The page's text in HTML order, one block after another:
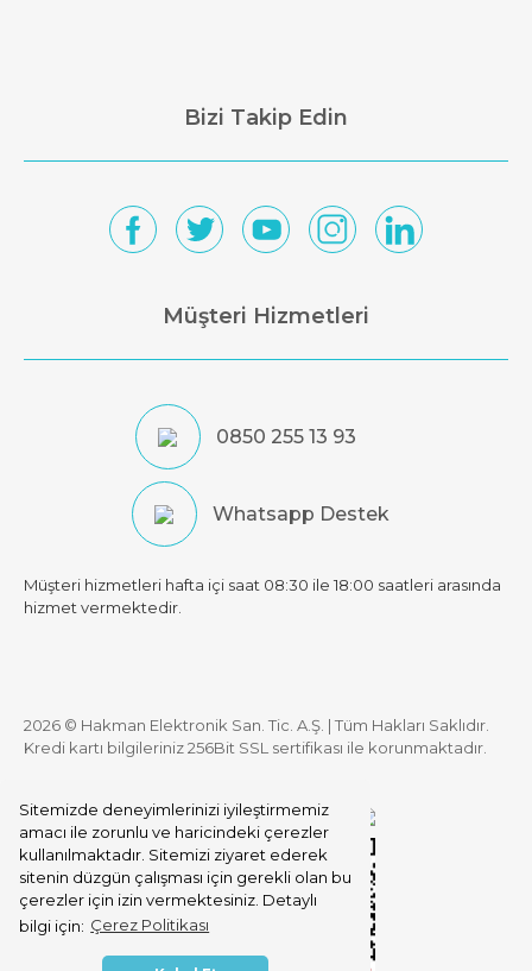
Sitemizde deneyimlerinizi iyileştirmemiz
amacı ile zorunlu ve haricindeki çerezler
kullanılmaktadır. Sitemizi ziyaret ederek
sitenin düzgün çalışması için gerekli olan bu
çerezler için izin vermektesiniz. Detaylı
bilgi için: Çerez Politikası
Bizi Takip Edin
Müşteri Hizmetleri
0850 255 13 93
Whatsapp Destek
Müşteri hizmetleri hafta içi saat 08:30 ile 18:00 saatleri arasında
hizmet vermektedir.
2026 © Hakman Elektronik San. Tic. A.Ş. | Tüm Hakları Saklıdır.
Kredi kartı bilgileriniz 256Bit SSL sertifikası ile korunmaktadır.